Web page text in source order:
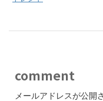
comment
メールアドレスが公開